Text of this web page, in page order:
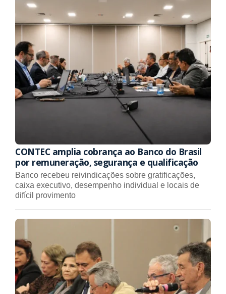
CONTEC amplia cobrança ao Banco do Brasil
por remuneração, segurança e qualificação
Banco recebeu reivindicações sobre gratificações,
caixa executivo, desempenho individual e locais de
difícil provimento